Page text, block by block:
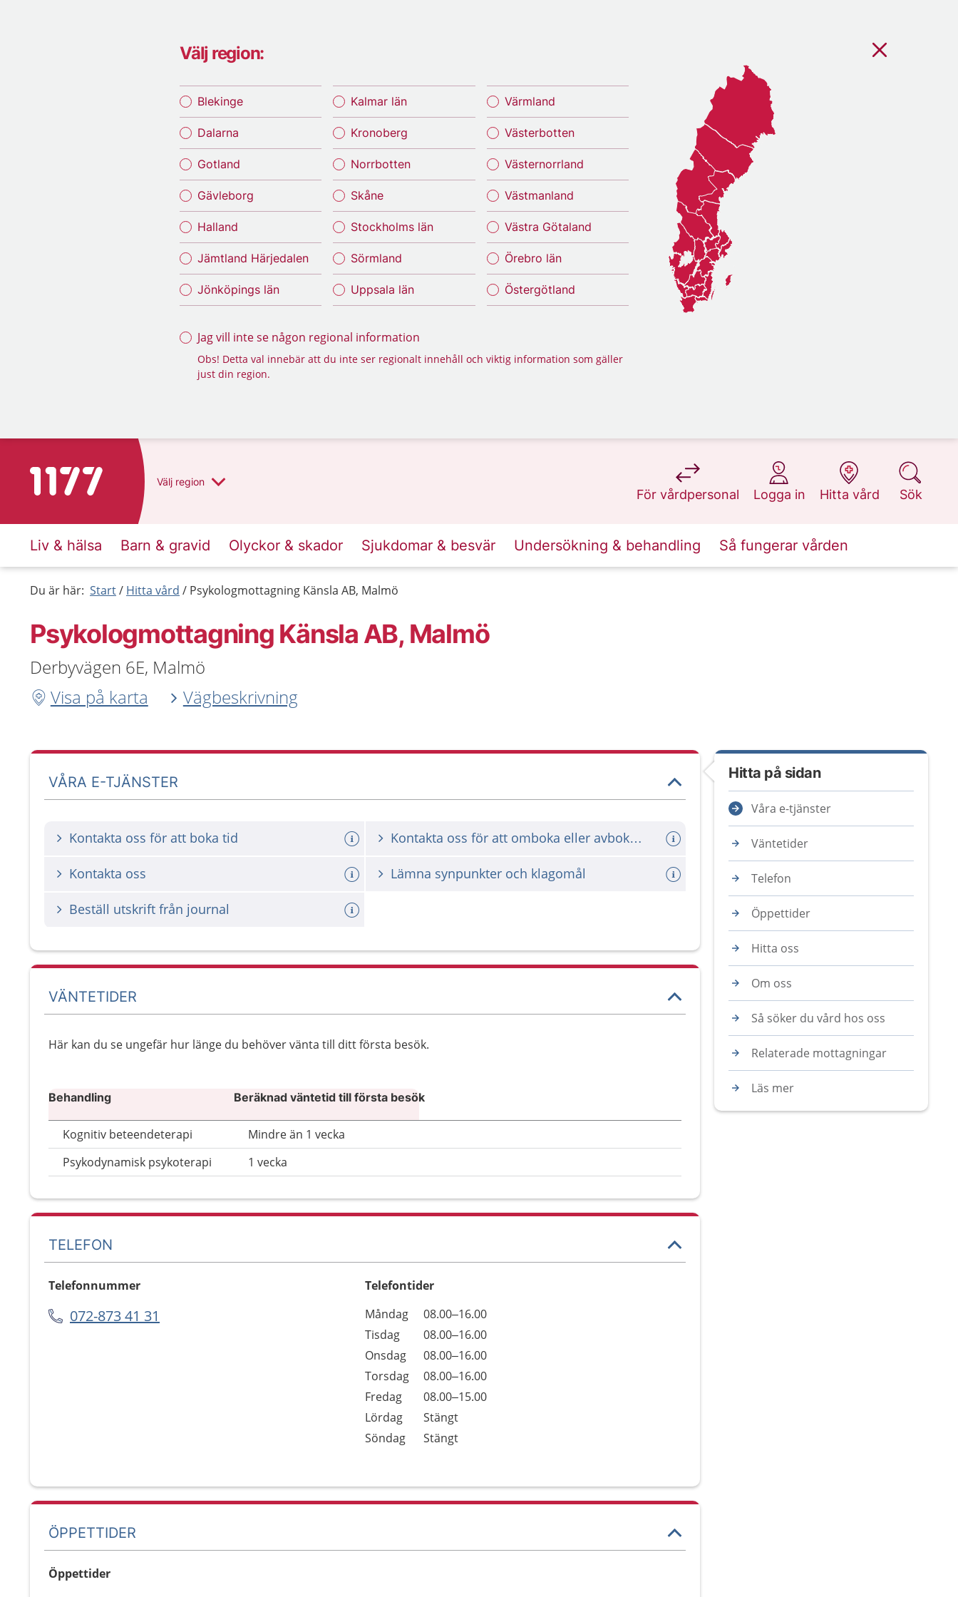
Välj region:
Blekinge
Dalarna
Gotland
Gävleborg
Halland
Jämtland Härjedalen
Jönköpings län
Kalmar län
Kronoberg
Norrbotten
Skåne
Stockholms län
Sörmland
Uppsala län
Värmland
Västerbotten
Västernorrland
Västmanland
Västra Götaland
Örebro län
Östergötland
Jag vill inte se någon regional information
Obs! Detta val innebär att du inte ser regionalt innehåll och viktig information som gäller
just din region.
Till startsidan för 1177 Välj region
För vårdpersonal
på 1177.se
Logga in
på 1177.se
Hitta vård
på 1177.se
Sök
på 1177.se
Liv & hälsa Barn & gravid Olyckor & skador Sjukdomar & besvär Undersökning & behandling Så fungerar vården
Du är här: Start Hitta vård Psykologmottagning Känsla AB, Malmö
Psykologmottagning Känsla AB, Malmö
Derbyvägen 6E, Malmö
Visa på karta
Vägbeskrivning
VÅRA E-TJÄNSTER
Kontakta oss för att boka tid Kontakta oss för att omboka eller avboka tid
Kontakta oss Lämna synpunkter och klagomål
Beställ utskrift från journal
VÄNTETIDER
Här kan du se ungefär hur länge du behöver vänta till ditt första besök.
Behandling Beräknad väntetid till första besök
Kognitiv beteendeterapi
Mindre än 1 vecka
Psykodynamisk psykoterapi
1 vecka
TELEFON
Telefonnummer
072-873 41 31
Telefontider
Dag
Öppettider
Kommentarer
Måndag
08.00–16.00
Tisdag
08.00–16.00
Onsdag
08.00–16.00
Torsdag
08.00–16.00
Fredag
08.00–15.00
Lördag
Stängt
Söndag
Stängt
ÖPPETTIDER
Öppettider
Hitta på sidan
Våra e-tjänster
Väntetider
Telefon
Öppettider
Hitta oss
Om oss
Så söker du vård hos oss
Relaterade mottagningar
Läs mer